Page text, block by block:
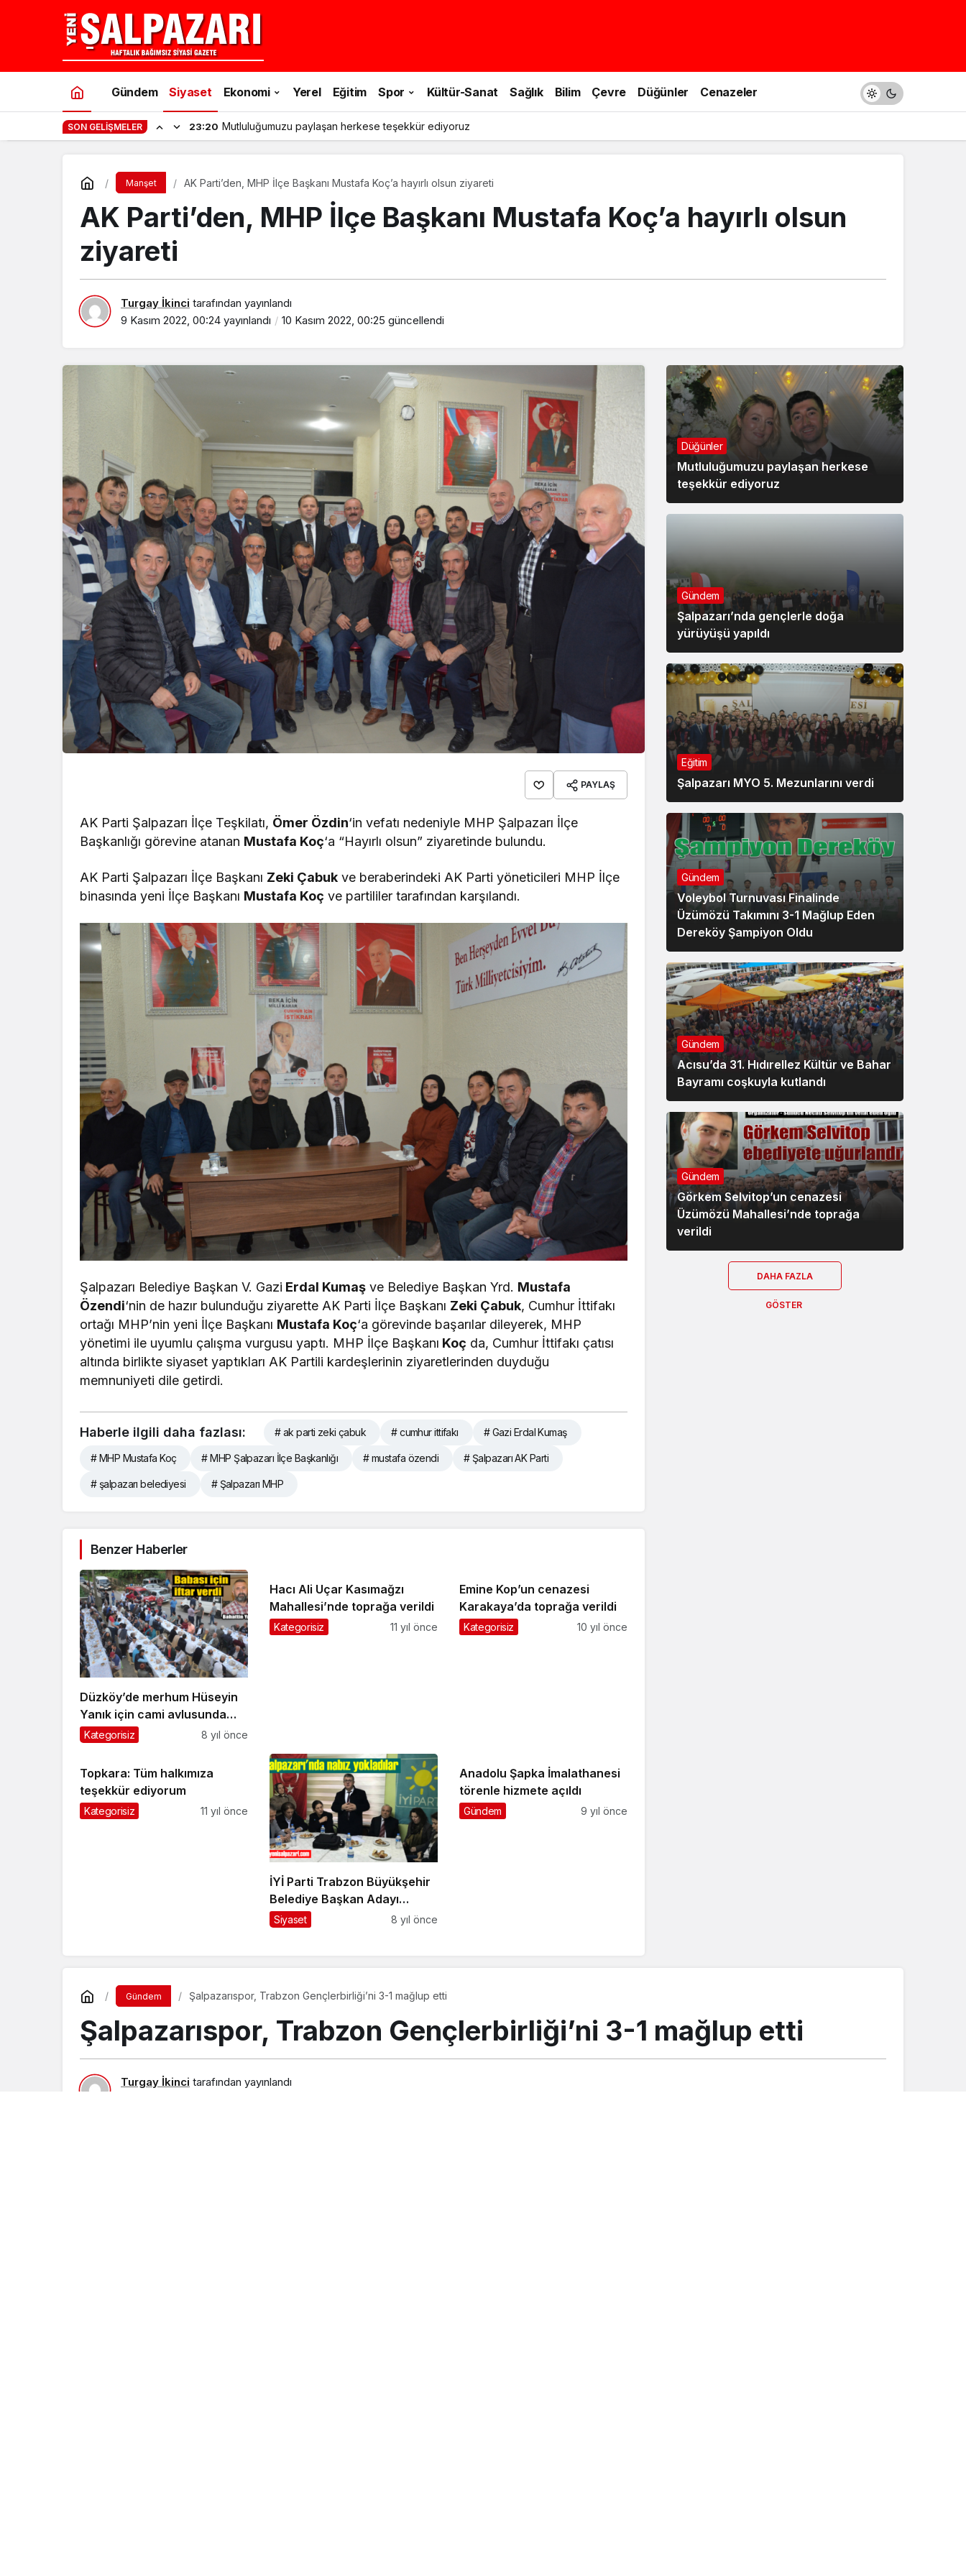
Gündem Siyaset Ekonomi Yerel Eğitim Spor Kültür-Sanat Sağlık Bilim Çevre Düğünler Cenazeler
SON GELIŞMELER 23:20 Mutluluğumuzu paylaşan herkese teşekkür ediyoruz
Manşet AK Parti’den, MHP İlçe Başkanı Mustafa Koç’a hayırlı olsun ziyareti
AK Parti’den, MHP İlçe Başkanı Mustafa Koç’a hayırlı olsun
ziyareti
Turgay İkinci tarafından yayınlandı
9 Kasım 2022, 00:24 yayınlandı 10 Kasım 2022, 00:25 güncellendi
PAYLAŞ
AK Parti Şalpazarı İlçe Teşkilatı, Ömer Özdin‘in vefatı nedeniyle MHP Şalpazarı İlçe
Başkanlığı görevine atanan Mustafa Koç‘a “Hayırlı olsun” ziyaretinde bulundu.
AK Parti Şalpazarı İlçe Başkanı Zeki Çabuk ve beraberindeki AK Parti yöneticileri MHP İlçe
binasında yeni İlçe Başkanı Mustafa Koç ve partililer tarafından karşılandı.
Şalpazarı Belediye Başkan V. Gazi Erdal Kumaş ve Belediye Başkan Yrd. Mustafa
Özendi‘nin de hazır bulunduğu ziyarette AK Parti İlçe Başkanı Zeki Çabuk, Cumhur İttifakı
ortağı MHP’nin yeni İlçe Başkanı Mustafa Koç‘a görevinde başarılar dileyerek, MHP
yönetimi ile uyumlu çalışma vurgusu yaptı. MHP İlçe Başkanı Koç da, Cumhur İttifakı çatısı
altında birlikte siyaset yaptıkları AK Partili kardeşlerinin ziyaretlerinden duyduğu
memnuniyeti dile getirdi.
Haberle ilgili daha fazlası: # ak parti zeki çabuk # cumhur ittifakı # Gazi Erdal Kumaş
# MHP Mustafa Koç # MHP Şalpazarı İlçe Başkanlığı # mustafa özendi # Şalpazarı AK Parti
# şalpazarı belediyesi # Şalpazarı MHP
Benzer Haberler
Düzköy’de merhum Hüseyin
Yanık için cami avlusunda
iftar verildi
Kategorisiz 8 yıl önce
Hacı Ali Uçar Kasımağzı
Mahallesi’nde toprağa verildi
Kategorisiz 11 yıl önce
Emine Kop’un cenazesi
Karakaya’da toprağa verildi
Kategorisiz 10 yıl önce
Topkara: Tüm halkımıza
teşekkür ediyorum
Kategorisiz 11 yıl önce
İYİ Parti Trabzon Büyükşehir
Belediye Başkan Adayı
Atakan Aksoy Şalpazarı’na
Siyaset 8 yıl önce
Anadolu Şapka İmalathanesi
törenle hizmete açıldı
Gündem 9 yıl önce
Düğünler
Mutluluğumuzu paylaşan herkese
teşekkür ediyoruz
Gündem
Şalpazarı’nda gençlerle doğa
yürüyüşü yapıldı
Eğitim
Şalpazarı MYO 5. Mezunlarını verdi
Gündem
Voleybol Turnuvası Finalinde
Üzümözü Takımını 3-1 Mağlup Eden
Dereköy Şampiyon Oldu
Gündem
Acısu’da 31. Hıdırellez Kültür ve Bahar
Bayramı coşkuyla kutlandı
Gündem
Görkem Selvitop’un cenazesi
Üzümözü Mahallesi’nde toprağa
verildi
DAHA FAZLA
GÖSTER
Gündem Şalpazarıspor, Trabzon Gençlerbirliği’ni 3-1 mağlup etti
Şalpazarıspor, Trabzon Gençlerbirliği’ni 3-1 mağlup etti
Turgay İkinci tarafından yayınlandı